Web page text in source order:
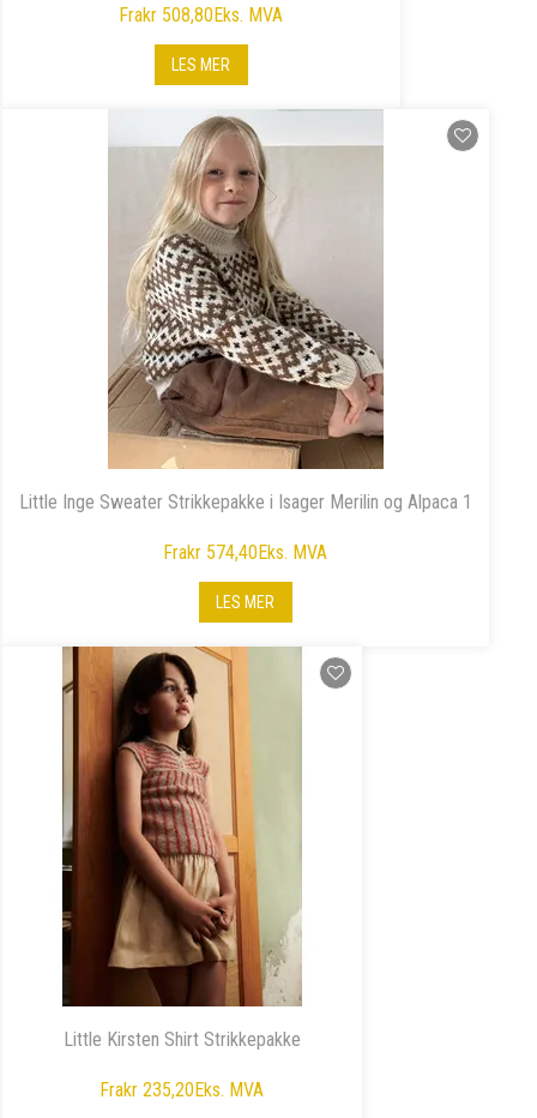
Frakr 508,80Eks. MVA
LES MER
Little Inge Sweater Strikkepakke i Isager Merilin og Alpaca 1
Frakr 574,40Eks. MVA
LES MER
Little Kirsten Shirt Strikkepakke
Frakr 235,20Eks. MVA